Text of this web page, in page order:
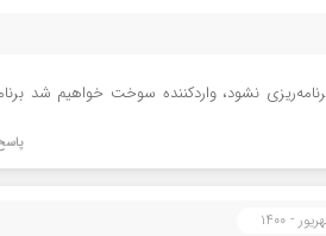
نشود، واردکننده سوخت خواهیم شد